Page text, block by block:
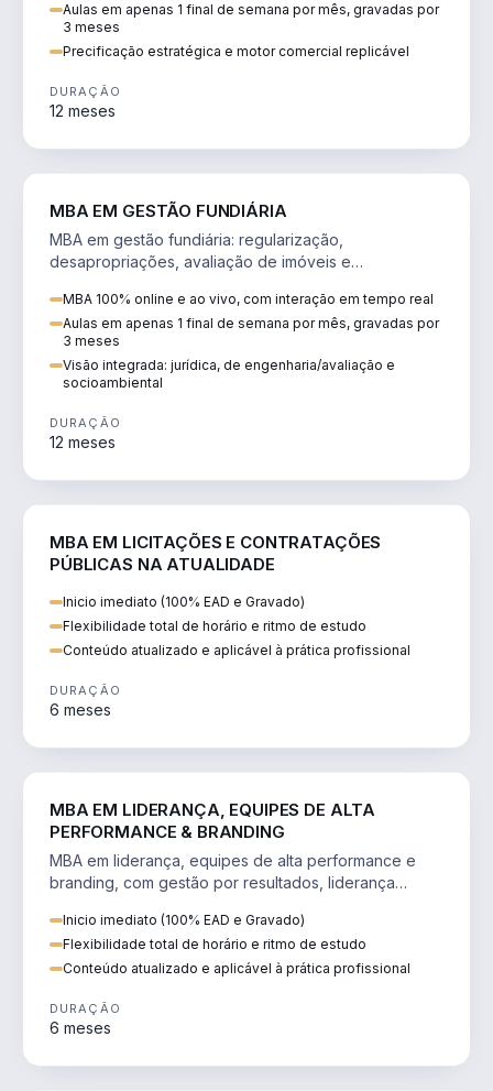
Aulas em apenas 1 final de semana por mês, gravadas por
3 meses
Precificação estratégica e motor comercial replicável
DURAÇÃO
12 meses
MBA EM GESTÃO FUNDIÁRIA
MBA em gestão fundiária: regularização,
desapropriações, avaliação de imóveis e
MBA 100% online e ao vivo, com interação em tempo real
Aulas em apenas 1 final de semana por mês, gravadas por
3 meses
Visão integrada: jurídica, de engenharia/avaliação e
socioambiental
DURAÇÃO
12 meses
MBA EM LICITAÇÕES E CONTRATAÇÕES
PÚBLICAS NA ATUALIDADE
Inicio imediato (100% EAD e Gravado)
Flexibilidade total de horário e ritmo de estudo
Conteúdo atualizado e aplicável à prática profissional
DURAÇÃO
6 meses
MBA EM LIDERANÇA, EQUIPES DE ALTA
PERFORMANCE & BRANDING
MBA em liderança, equipes de alta performance e
branding, com gestão por resultados, liderança
Inicio imediato (100% EAD e Gravado)
Flexibilidade total de horário e ritmo de estudo
Conteúdo atualizado e aplicável à prática profissional
DURAÇÃO
6 meses